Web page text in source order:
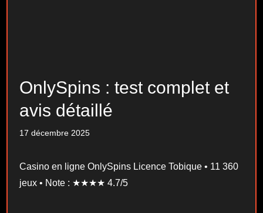
OnlySpins : test complet et
avis détaillé
17 décembre 2025
Casino en ligne OnlySpins Licence Tobique • 11 360
jeux • Note : ★★★★ 4.7/5